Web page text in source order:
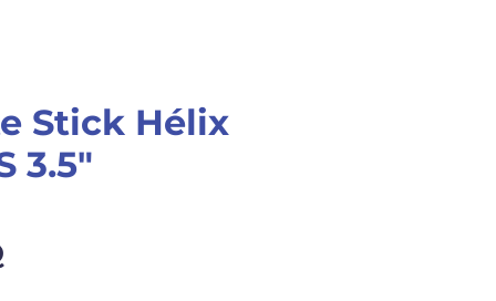
Stick Hélix
3.5"